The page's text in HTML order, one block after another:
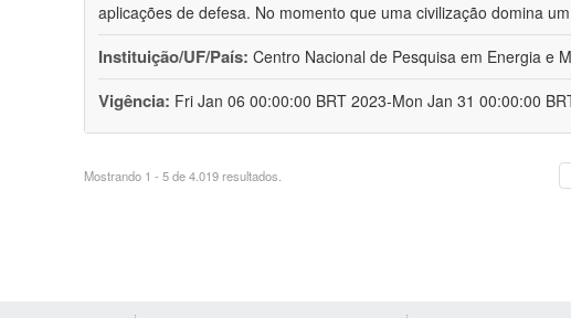
aplicações de defesa. No momento que uma civilização domina
Instituição/UF/País: Centro Nacional de Pesquisa em Energia e
Vigência: Fri Jan 06 00:00:00 BRT 2023-Mon Jan 31 00:00:00
Mostrando 1 - 5 de 4.019 resultados.